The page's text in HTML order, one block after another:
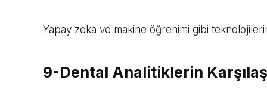
Yapay zeka ve makine öğrenimi gibi
9-Dental Analitiklerin